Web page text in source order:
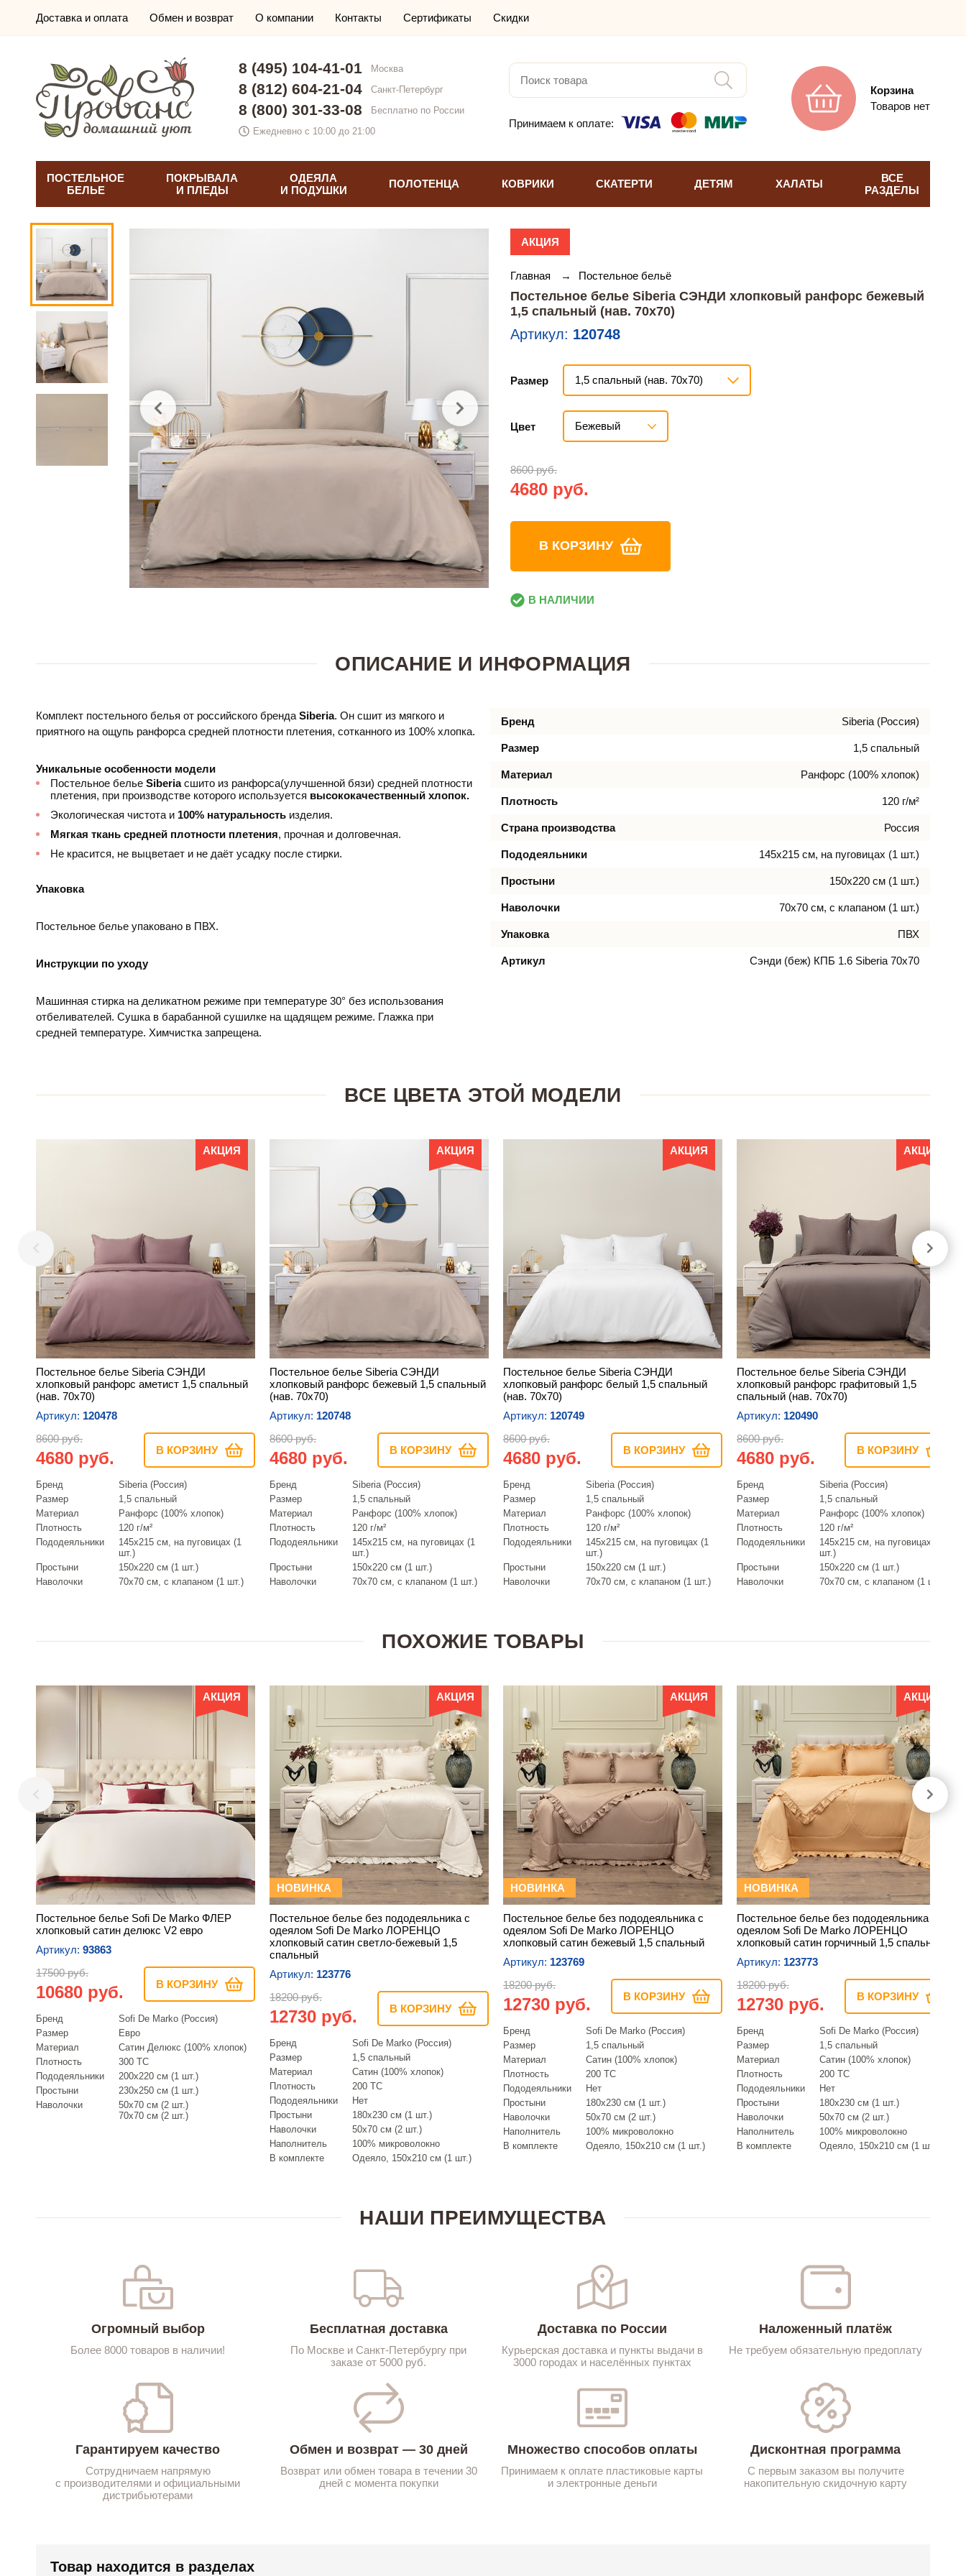
Доставка и оплата Обмен и возврат О компании Контакты Сертификаты Скидки
8 (495) 104-41-01 Москва
8 (812) 604-21-04 Санкт-Петербург
8 (800) 301-33-08
Бесплатно по России
Ежедневно с 10:00 до 21:00
Принимаем к оплате:
Корзина
Товаров нет
ПОСТЕЛЬНОЕ
БЕЛЬЕ
ПОКРЫВАЛА
И ПЛЕДЫ
ОДЕЯЛА
И ПОДУШКИ
ПОЛОТЕНЦА КОВРИКИ СКАТЕРТИ ДЕТЯМ ХАЛАТЫ
ВСЕ
РАЗДЕЛЫ
АКЦИЯ
Главная → Постельное бельё
Постельное белье Siberia СЭНДИ хлопковый ранфорс бежевый
1,5 спальный (нав. 70х70)
Артикул: 120748
Размер 1,5 спальный (нав. 70х70)
Цвет Бежевый
8600 руб.
4680 руб.
В КОРЗИНУ
В НАЛИЧИИ
ОПИСАНИЕ И ИНФОРМАЦИЯ
Комплект постельного белья от российского бренда Siberia. Он сшит из мягкого и
приятного на ощупь ранфорса средней плотности плетения, сотканного из 100% хлопка.
Уникальные особенности модели
Постельное белье Siberiaсшито из ранфорса(улучшенной бязи) средней плотности
плетения, при производстве которого используется высококачественный хлопок.
Экологическая чистота и 100% натуральность изделия.
Мягкая ткань средней плотности плетения, прочная и долговечная.
Не красится, не выцветает и не даёт усадку после стирки.
Упаковка
Постельное белье упаковано в ПВХ.
Инструкции по уходу
Машинная стирка на деликатном режиме при температуре 30° без использования
отбеливателей. Сушка в барабанной сушилке на щадящем режиме. Глажка при
средней температуре. Химчистка запрещена.
Бренд Siberia (Россия)
Размер 1,5 спальный
Материал Ранфорс (100% хлопок)
Плотность 120 г/м²
Страна производства Россия
Пододеяльники 145х215 см, на пуговицах (1 шт.)
Простыни 150х220 см (1 шт.)
Наволочки 70х70 см, с клапаном (1 шт.)
Упаковка ПВХ
Артикул Сэнди (беж) КПБ 1.6 Siberia 70х70
ВСЕ ЦВЕТА ЭТОЙ МОДЕЛИ
АКЦИЯ
Постельное белье Siberia СЭНДИ
хлопковый ранфорс аметист 1,5 спальный
(нав. 70х70)
Артикул: 120478
8600 руб.
4680 руб. В КОРЗИНУ
Бренд
Siberia (Россия)
Размер
1,5 спальный
Материал
Ранфорс (100% хлопок)
Плотность
120 г/м²
Пододеяльники
145х215 см, на пуговицах (1
шт.)
Простыни
150х220 см (1 шт.)
Наволочки
70х70 см, с клапаном (1 шт.)
АКЦИЯ
Постельное белье Siberia СЭНДИ
хлопковый ранфорс бежевый 1,5 спальный
(нав. 70х70)
Артикул: 120748
8600 руб.
4680 руб. В КОРЗИНУ
Бренд
Siberia (Россия)
Размер
1,5 спальный
Материал
Ранфорс (100% хлопок)
Плотность
120 г/м²
Пододеяльники
145х215 см, на пуговицах (1
шт.)
Простыни
150х220 см (1 шт.)
Наволочки
70х70 см, с клапаном (1 шт.)
АКЦИЯ
Постельное белье Siberia СЭНДИ
хлопковый ранфорс белый 1,5 спальный
(нав. 70х70)
Артикул: 120749
8600 руб.
4680 руб. В КОРЗИНУ
Бренд
Siberia (Россия)
Размер
1,5 спальный
Материал
Ранфорс (100% хлопок)
Плотность
120 г/м²
Пододеяльники
145х215 см, на пуговицах (1
шт.)
Простыни
150х220 см (1 шт.)
Наволочки
70х70 см, с клапаном (1 шт.)
АКЦИЯ
Постельное белье Siberia СЭНДИ
хлопковый ранфорс графитовый 1,5
спальный (нав. 70х70)
Артикул: 120490
8600 руб.
4680 руб. В КОРЗИНУ
Бренд
Siberia (Россия)
Размер
1,5 спальный
Материал
Ранфорс (100% хлопок)
Плотность
120 г/м²
Пододеяльники
145х215 см, на пуговицах (1
шт.)
Простыни
150х220 см (1 шт.)
Наволочки
70х70 см, с клапаном (1 шт.)
ПОХОЖИЕ ТОВАРЫ
АКЦИЯ
Постельное белье Sofi De Marko ФЛЕР
хлопковый сатин делюкс V2 евро
Артикул: 93863
17500 руб.
10680 руб. В КОРЗИНУ
Бренд
Sofi De Marko (Россия)
Размер
Евро
Материал
Сатин Делюкс (100% хлопок)
Плотность
300 TC
Пододеяльники
200х220 см (1 шт.)
Простыни
230х250 см (1 шт.)
Наволочки
50х70 см (2 шт.)
70х70 см (2 шт.)
НОВИНКА
АКЦИЯ
Постельное белье без пододеяльника с
одеялом Sofi De Marko ЛОРЕНЦО
хлопковый сатин светло-бежевый 1,5
спальный
Артикул: 123776
18200 руб.
12730 руб. В КОРЗИНУ
Бренд
Sofi De Marko (Россия)
Размер
1,5 спальный
Материал
Сатин (100% хлопок)
Плотность
200 ТС
Пододеяльники
Нет
Простыни
180х230 см (1 шт.)
Наволочки
50х70 см (2 шт.)
Наполнитель
100% микроволокно
В комплекте
Одеяло, 150х210 см (1 шт.)
НОВИНКА
АКЦИЯ
Постельное белье без пододеяльника с
одеялом Sofi De Marko ЛОРЕНЦО
хлопковый сатин бежевый 1,5 спальный
Артикул: 123769
18200 руб.
12730 руб. В КОРЗИНУ
Бренд
Sofi De Marko (Россия)
Размер
1,5 спальный
Материал
Сатин (100% хлопок)
Плотность
200 ТС
Пододеяльники
Нет
Простыни
180х230 см (1 шт.)
Наволочки
50х70 см (2 шт.)
Наполнитель
100% микроволокно
В комплекте
Одеяло, 150х210 см (1 шт.)
НОВИНКА
АКЦИЯ
Постельное белье без пододеяльника с
одеялом Sofi De Marko ЛОРЕНЦО
хлопковый сатин горчичный 1,5 спальный
Артикул: 123773
18200 руб.
12730 руб. В КОРЗИНУ
Бренд
Sofi De Marko (Россия)
Размер
1,5 спальный
Материал
Сатин (100% хлопок)
Плотность
200 ТС
Пододеяльники
Нет
Простыни
180х230 см (1 шт.)
Наволочки
50х70 см (2 шт.)
Наполнитель
100% микроволокно
В комплекте
Одеяло, 150х210 см (1 шт.)
НАШИ ПРЕИМУЩЕСТВА
Огромный выбор
Более 8000 товаров в наличии!
Бесплатная доставка
По Москве и Санкт-Петербургу при
заказе от 5000 руб.
Доставка по России
Курьерская доставка и пункты выдачи в
3000 городах и населённых пунктах
Наложенный платёж
Не требуем обязательную предоплату
Гарантируем качество
Сотрудничаем напрямую
с производителями и официальными
дистрибьютерами
Обмен и возврат — 30 дней
Возврат или обмен товара в течении 30
дней с момента покупки
Множество способов оплаты
Принимаем к оплате пластиковые карты
и электронные деньги
Дисконтная программа
С первым заказом вы получите
накопительную скидочную карту
Товар находится в разделах